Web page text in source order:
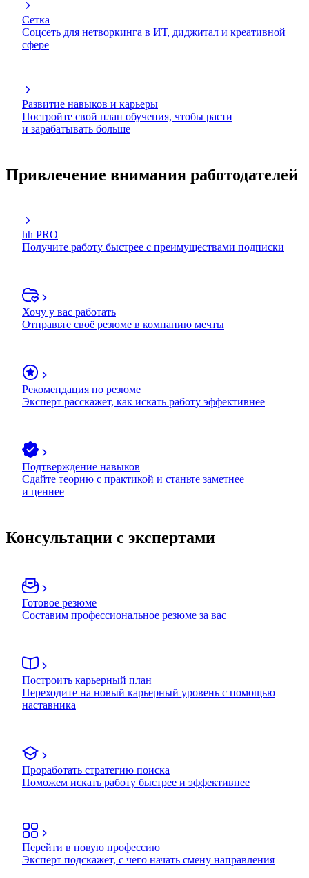
Сетка
Соцсеть для нетворкинга в ИТ, диджитал и креативной
сфере
Развитие навыков и карьеры
Постройте свой план обучения, чтобы расти
и зарабатывать больше
Привлечение внимания работодателей
hh PRO
Получите работу быстрее с преимуществами подписки
Хочу у вас работать
Отправьте своё резюме в компанию мечты
Рекомендация по резюме
Эксперт расскажет, как искать работу эффективнее
Подтверждение навыков
Сдайте теорию с практикой и станьте заметнее
и ценнее
Консультации с экспертами
Готовое резюме
Составим профессиональное резюме за вас
Построить карьерный план
Переходите на новый карьерный уровень с помощью
наставника
Проработать стратегию поиска
Поможем искать работу быстрее и эффективнее
Перейти в новую профессию
Эксперт подскажет, с чего начать смену направления